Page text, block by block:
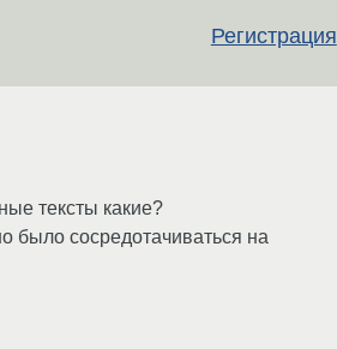
Регистрация
тексты какие?
было сосредотачиваться на